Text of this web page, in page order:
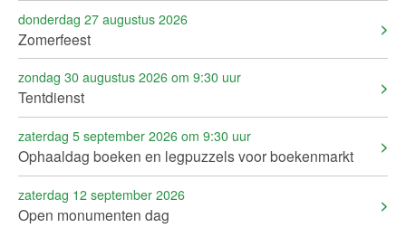
donderdag 27 augustus 2026
Zomerfeest
zondag 30 augustus 2026 om 9:30 uur
Tentdienst
zaterdag 5 september 2026 om 9:30 uur
Ophaaldag boeken en legpuzzels voor boekenmarkt
zaterdag 12 september 2026
Open monumenten dag